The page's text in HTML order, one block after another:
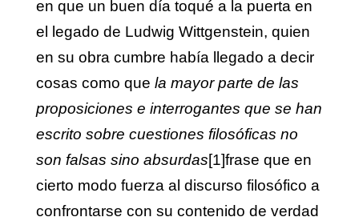
en que un buen día toqué a la puerta en
el legado de Ludwig Wittgenstein, quien
en su obra cumbre había llegado a decir
cosas como que la mayor parte de las
proposiciones e interrogantes que se han
escrito sobre cuestiones filosóficas no
son falsas sino absurdas[1]frase que en
cierto modo fuerza al discurso filosófico a
confrontarse con su contenido de verdad